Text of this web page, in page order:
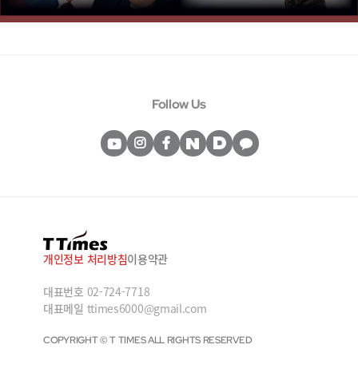
Follow Us
개인정보 처리방침이용약관
대표번호 02-724-7718
대표메일 ttimes6000@gmail.com
COPYRIGHT © T TIMES ALL RIGHTS RESERVED